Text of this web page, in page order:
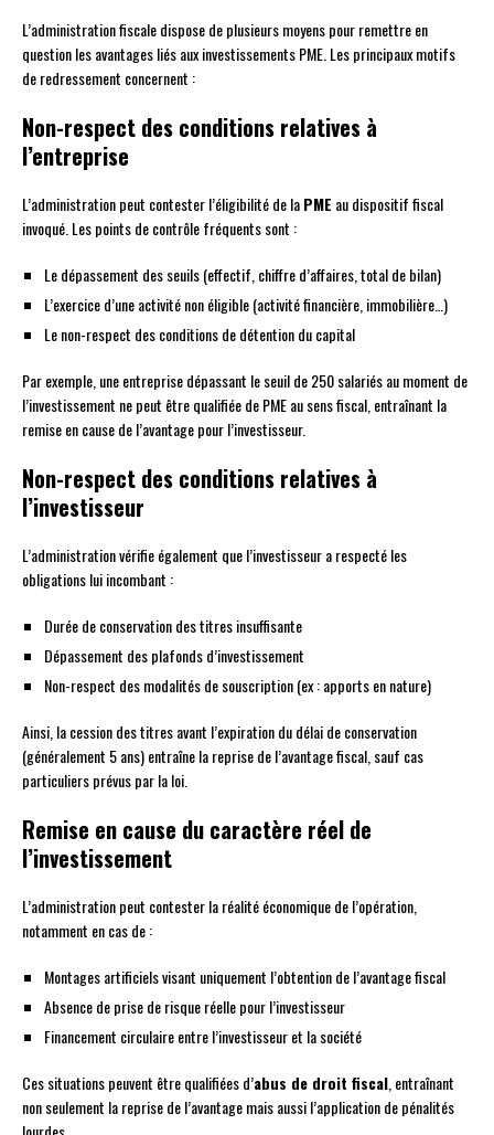
L’administration fiscale dispose de plusieurs moyens pour remettre en
question les avantages liés aux investissements PME. Les principaux motifs
de redressement concernent :
Non-respect des conditions relatives à
l’entreprise
L’administration peut contester l’éligibilité de laPME au dispositif fiscal
invoqué. Les points de contrôle fréquents sont :
Le dépassement des seuils (effectif, chiffre d’affaires, total de bilan)
L’exercice d’une activité non éligible (activité financière, immobilière…)
Le non-respect des conditions de détention du capital
Par exemple, une entreprise dépassant le seuil de 250 salariés au moment de
l’investissement ne peut être qualifiée de PME au sens fiscal, entraînant la
remise en cause de l’avantage pour l’investisseur.
Non-respect des conditions relatives à
l’investisseur
L’administration vérifie également que l’investisseur a respecté les
obligations lui incombant :
Durée de conservation des titres insuffisante
Dépassement des plafonds d’investissement
Non-respect des modalités de souscription (ex : apports en nature)
Ainsi, la cession des titres avant l’expiration du délai de conservation
(généralement 5 ans) entraîne la reprise de l’avantage fiscal, sauf cas
particuliers prévus par la loi.
Remise en cause du caractère réel de
l’investissement
L’administration peut contester la réalité économique de l’opération,
notamment en cas de :
Montages artificiels visant uniquement l’obtention de l’avantage fiscal
Absence de prise de risque réelle pour l’investisseur
Financement circulaire entre l’investisseur et la société
Ces situations peuvent être qualifiées d’abus de droit fiscal, entraînant
non seulement la reprise de l’avantage mais aussi l’application de pénalités